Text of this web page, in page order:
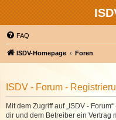
FAQ
ISDV-Homepage Foren
ISDV - Forum -
Mit dem Zugriff auf „ISDV -
dir und dem Betreiber ein Vertrag